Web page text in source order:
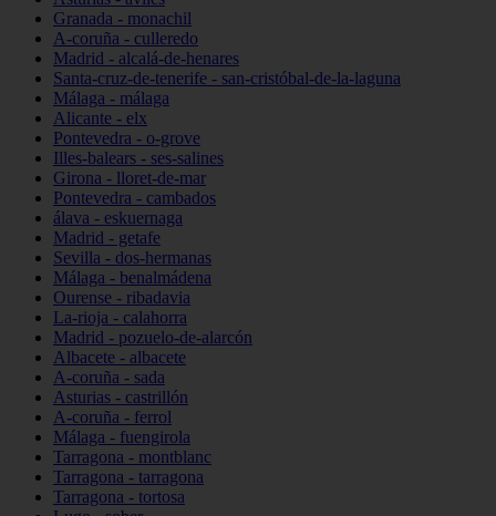
Granada - monachil
A-coruña - culleredo
Madrid - alcalá-de-henares
Santa-cruz-de-tenerife - san-cristóbal-de-la-laguna
Málaga - málaga
Alicante - elx
Pontevedra - o-grove
Illes-balears - ses-salines
Girona - lloret-de-mar
Pontevedra - cambados
álava - eskuernaga
Madrid - getafe
Sevilla - dos-hermanas
Málaga - benalmádena
Ourense - ribadavia
La-rioja - calahorra
Madrid - pozuelo-de-alarcón
Albacete - albacete
A-coruña - sada
Asturias - castrillón
A-coruña - ferrol
Málaga - fuengirola
Tarragona - montblanc
Tarragona - tarragona
Tarragona - tortosa